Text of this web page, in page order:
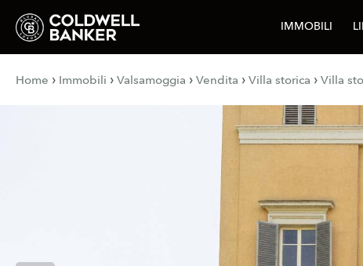
IMMOBILI
Home › Immobili › Valsamoggia › Vendita › Villa storica › Villa